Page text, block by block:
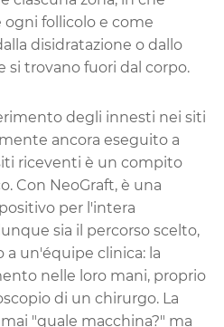
follicolo e come
disidratazione o dallo
trovano fuori dal corpo.
degli innesti nei siti
ancora eseguito a
riceventi è un compito
Con NeoGraft, è una
per l'intera
sia il percorso scelto,
a un'équipe clinica: la
nelle loro mani, proprio
di un chirurgo. La
"quale macchina?" ma